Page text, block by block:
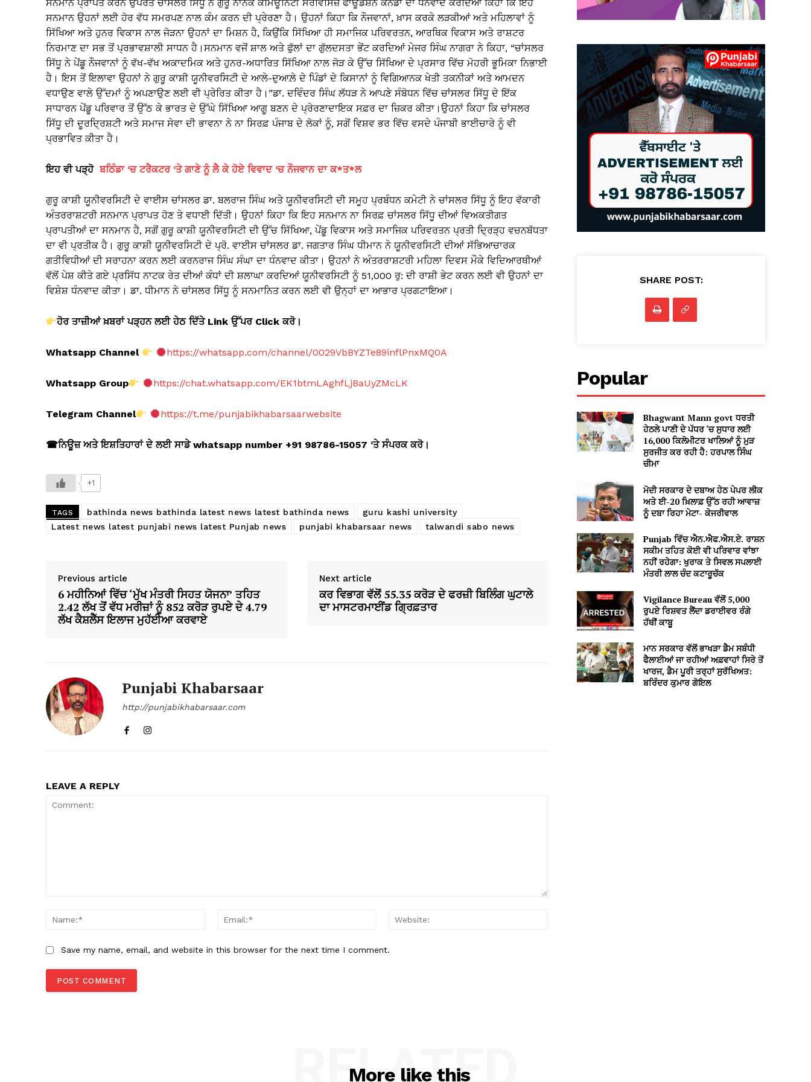
ਸਨਮਾਨ ਪ੍ਰਾਪਤ ਕਰਨ ਉਪਰੰਤ ਚਾਂਸਲਰ ਸਿੱਧੂ ਨੇ ਗੁਰੂ ਨਾਨਕ ਕਮਿਊਨਿਟੀ ਸਰਵਿਸਿਜ਼ ਫਾਊਂਡੇਸ਼ਨ ਕੈਨੇਡਾ ਦਾ ਧੰਨਵਾਦ ਕਰਦਿਆਂ ਕਿਹਾ ਕਿ ਇਹ
ਸਨਮਾਨ ਉਹਨਾਂ ਲਈ ਹੋਰ ਵੱਧ ਸਮਰਪਣ ਨਾਲ ਕੰਮ ਕਰਨ ਦੀ ਪ੍ਰੇਰਣਾ ਹੈ। ਉਹਨਾਂ ਕਿਹਾ ਕਿ ਨੌਜਵਾਨਾਂ, ਖ਼ਾਸ ਕਰਕੇ ਲੜਕੀਆਂ ਅਤੇ ਮਹਿਲਾਵਾਂ ਨੂੰ
ਸਿੱਖਿਆ ਅਤੇ ਹੁਨਰ ਵਿਕਾਸ ਨਾਲ ਜੋੜਨਾ ਉਹਨਾਂ ਦਾ ਮਿਸ਼ਨ ਹੈ, ਕਿਉਂਕਿ ਸਿੱਖਿਆ ਹੀ ਸਮਾਜਿਕ ਪਰਿਵਰਤਨ, ਆਰਥਿਕ ਵਿਕਾਸ ਅਤੇ ਰਾਸ਼ਟਰ
ਨਿਰਮਾਣ ਦਾ ਸਭ ਤੋਂ ਪ੍ਰਭਾਵਸ਼ਾਲੀ ਸਾਧਨ ਹੈ।ਸਨਮਾਨ ਵਜੋਂ ਸ਼ਾਲ ਅਤੇ ਫੁੱਲਾਂ ਦਾ ਗੁੱਲਦਸਤਾ ਭੇਂਟ ਕਰਦਿਆਂ ਮੇਜਰ ਸਿੰਘ ਨਾਗਰਾ ਨੇ ਕਿਹਾ, “ਚਾਂਸਲਰ
ਸਿੱਧੂ ਨੇ ਪੇਂਡੂ ਨੌਜਵਾਨਾਂ ਨੂੰ ਵੱਖ-ਵੱਖ ਅਕਾਦਮਿਕ ਅਤੇ ਹੁਨਰ-ਅਧਾਰਿਤ ਸਿੱਖਿਆ ਨਾਲ ਜੋੜ ਕੇ ਉੱਚ ਸਿੱਖਿਆ ਦੇ ਪ੍ਰਸਾਰ ਵਿੱਚ ਮੋਹਰੀ ਭੂਮਿਕਾ ਨਿਭਾਈ
ਹੈ। ਇਸ ਤੋਂ ਇਲਾਵਾ ਉਹਨਾਂ ਨੇ ਗੁਰੂ ਕਾਸ਼ੀ ਯੂਨੀਵਰਸਿਟੀ ਦੇ ਆਲੇ-ਦੁਆਲ਼ੇ ਦੇ ਪਿੰਡਾਂ ਦੇ ਕਿਸਾਨਾਂ ਨੂੰ ਵਿਗਿਆਨਕ ਖੇਤੀ ਤਕਨੀਕਾਂ ਅਤੇ ਆਮਦਨ
ਵਧਾਉਣ ਵਾਲੇ ਉੱਦਮਾਂ ਨੂੰ ਅਪਣਾਉਣ ਲਈ ਵੀ ਪ੍ਰੇਰਿਤ ਕੀਤਾ ਹੈ।”ਡਾ. ਦਵਿੰਦਰ ਸਿੰਘ ਲੱਧੜ ਨੇ ਆਪਣੇ ਸੰਬੋਧਨ ਵਿੱਚ ਚਾਂਸਲਰ ਸਿੱਧੂ ਦੇ ਇੱਕ
ਸਾਧਾਰਨ ਪੇਂਡੂ ਪਰਿਵਾਰ ਤੋਂ ਉੱਠ ਕੇ ਭਾਰਤ ਦੇ ਉੱਘੇ ਸਿੱਖਿਆ ਆਗੂ ਬਣਨ ਦੇ ਪ੍ਰੇਰਣਾਦਾਇਕ ਸਫ਼ਰ ਦਾ ਜ਼ਿਕਰ ਕੀਤਾ।ਉਹਨਾਂ ਕਿਹਾ ਕਿ ਚਾਂਸਲਰ
ਸਿੱਧੂ ਦੀ ਦੂਰਦ੍ਰਿਸ਼ਟੀ ਅਤੇ ਸਮਾਜ ਸੇਵਾ ਦੀ ਭਾਵਨਾ ਨੇ ਨਾ ਸਿਰਫ਼ ਪੰਜਾਬ ਦੇ ਲੋਕਾਂ ਨੂੰ, ਸਗੋਂ ਵਿਸ਼ਵ ਭਰ ਵਿੱਚ ਵਸਦੇ ਪੰਜਾਬੀ ਭਾਈਚਾਰੇ ਨੂੰ ਵੀ
ਪ੍ਰਭਾਵਿਤ ਕੀਤਾ ਹੈ।
ਇਹ ਵੀ ਪੜ੍ਹੋਬਠਿੰਡਾ ‘ਚ ਟਰੈਕਟਰ ‘ਤੇ ਗਾਣੇ ਨੂੰ ਲੈ ਕੇ ਹੋਏ ਵਿਵਾਦ ‘ਚ ਨੌਜਵਾਨ ਦਾ ਕ*ਤ*ਲ
ਗੁਰੂ ਕਾਸ਼ੀ ਯੂਨੀਵਰਸਿਟੀ ਦੇ ਵਾਈਸ ਚਾਂਸਲਰ ਡਾ. ਬਲਰਾਜ ਸਿੰਘ ਅਤੇ ਯੂਨੀਵਰਸਿਟੀ ਦੀ ਸਮੂਹ ਪ੍ਰਬੰਧਨ ਕਮੇਟੀ ਨੇ ਚਾਂਸਲਰ ਸਿੱਧੂ ਨੂੰ ਇਹ ਵੱਕਾਰੀ
ਅੰਤਰਰਾਸ਼ਟਰੀ ਸਨਮਾਨ ਪ੍ਰਾਪਤ ਹੋਣ ਤੇ ਵਧਾਈ ਦਿੱਤੀ। ਉਹਨਾਂ ਕਿਹਾ ਕਿ ਇਹ ਸਨਮਾਨ ਨਾ ਸਿਰਫ਼ ਚਾਂਸਲਰ ਸਿੱਧੂ ਦੀਆਂ ਵਿਅਕਤੀਗਤ
ਪ੍ਰਾਪਤੀਆਂ ਦਾ ਸਨਮਾਨ ਹੈ, ਸਗੋਂ ਗੁਰੂ ਕਾਸ਼ੀ ਯੂਨੀਵਰਸਿਟੀ ਦੀ ਉੱਚ ਸਿੱਖਿਆ, ਪੇਂਡੂ ਵਿਕਾਸ ਅਤੇ ਸਮਾਜਿਕ ਪਰਿਵਰਤਨ ਪ੍ਰਤੀ ਦ੍ਰਿੜ੍ਹ ਵਚਨਬੱਧਤਾ
ਦਾ ਵੀ ਪ੍ਰਤੀਕ ਹੈ। ਗੁਰੂ ਕਾਸ਼ੀ ਯੂਨੀਵਰਸਿਟੀ ਦੇ ਪ੍ਰੋ. ਵਾਈਸ ਚਾਂਸਲਰ ਡਾ. ਜਗਤਾਰ ਸਿੰਘ ਧੀਮਾਨ ਨੇ ਯੂਨੀਵਰਸਿਟੀ ਦੀਆਂ ਸੱਭਿਆਚਾਰਕ
ਗਤੀਵਿਧੀਆਂ ਦੀ ਸਰਾਹਨਾ ਕਰਨ ਲਈ ਕਰਨਰਾਜ ਸਿੰਘ ਸੰਘਾ ਦਾ ਧੰਨਵਾਦ ਕੀਤਾ। ਉਹਨਾਂ ਨੇ ਅੰਤਰਰਾਸ਼ਟਰੀ ਮਹਿਲਾ ਦਿਵਸ ਮੌਕੇ ਵਿਦਿਆਰਥੀਆਂ
ਵੱਲੋਂ ਪੇਸ਼ ਕੀਤੇ ਗਏ ਪ੍ਰਸਿੱਧ ਨਾਟਕ ਰੇਤ ਦੀਆਂ ਕੰਧਾਂ ਦੀ ਸ਼ਲਾਘਾ ਕਰਦਿਆਂ ਯੂਨੀਵਰਸਿਟੀ ਨੂੰ 51,000 ਰੁ: ਦੀ ਰਾਸ਼ੀ ਭੇਟ ਕਰਨ ਲਈ ਵੀ ਉਹਨਾਂ ਦਾ
ਵਿਸ਼ੇਸ਼ ਧੰਨਵਾਦ ਕੀਤਾ। ਡਾ. ਧੀਮਾਨ ਨੇ ਚਾਂਸਲਰ ਸਿੱਧੂ ਨੂੰ ਸਨਮਾਨਿਤ ਕਰਨ ਲਈ ਵੀ ਉਨ੍ਹਾਂ ਦਾ ਆਭਾਰ ਪ੍ਰਗਟਾਇਆ।
ਹੋਰ ਤਾਜ਼ੀਆਂ ਖ਼ਬਰਾਂ ਪੜ੍ਹਨ ਲਈ ਹੇਠ ਦਿੱਤੇ Linkਉੱਪਰ Clickਕਰੋ।
Whatsapp Channel https://whatsapp.com/channel/0029VbBYZTe89inflPnxMQ0A
Whatsapp Group https://chat.whatsapp.com/EK1btmLAghfLjBaUyZMcLK
Telegram Channel https://t.me/punjabikhabarsaarwebsite
☎ਨਿਊਜ਼ ਅਤੇ ਇਸ਼ਤਿਹਾਰਾਂ ਦੇ ਲਈ ਸਾਡੇ whatsapp number +91 98786-15057 ‘ਤੇ ਸੰਪਰਕ ਕਰੋ।
+1
TAGS bathinda news bathinda latest news latest bathinda news
guru kashi university
Latest news latest punjabi news latest Punjab news
punjabi khabarsaar news talwandi sabo news
Previous article
6 ਮਹੀਨਿਆਂ ਵਿੱਚ ‘ਮੁੱਖ ਮੰਤਰੀ ਸਿਹਤ ਯੋਜਨਾ’ ਤਹਿਤ
2.42 ਲੱਖ ਤੋਂ ਵੱਧ ਮਰੀਜ਼ਾਂ ਨੂੰ 852 ਕਰੋੜ ਰੁਪਏ ਦੇ 4.79
ਲੱਖ ਕੈਸ਼ਲੈੱਸ ਇਲਾਜ ਮੁਹੱਈਆ ਕਰਵਾਏ
Next article
ਕਰ ਵਿਭਾਗ ਵੱਲੋਂ 55.35 ਕਰੋੜ ਦੇ ਫਰਜ਼ੀ ਬਿਲਿੰਗ ਘੁਟਾਲੇ
ਦਾ ਮਾਸਟਰਮਾਈਂਡ ਗ੍ਰਿਫ਼ਤਾਰ
Punjabi Khabarsaar
http://punjabikhabarsaar.com
LEAVE A REPLY
Name:*
Email:*
Save my name, email, and website in this browser for the next time I comment.
SHARE POST:
Popular
Bhagwant Mann govt ਧਰਤੀ
ਹੇਠਲੇ ਪਾਣੀ ਦੇ ਪੱਧਰ ‘ਚ ਸੁਧਾਰ ਲਈ
16,000 ਕਿਲੋਮੀਟਰ ਖਾਲਿਆਂ ਨੂੰ ਮੁੜ
ਸੁਰਜੀਤ ਕਰ ਰਹੀ ਹੈ: ਹਰਪਾਲ ਸਿੰਘ
ਚੀਮਾ
ਮੋਦੀ ਸਰਕਾਰ ਦੇ ਦਬਾਅ ਹੇਠ ਪੇਪਰ ਲੀਕ
ਅਤੇ ਈ-20 ਖ਼ਿਲਾਫ਼ ਉੱਠ ਰਹੀ ਆਵਾਜ਼
ਨੂੰ ਦਬਾ ਰਿਹਾ ਮੇਟਾ- ਕੇਜਰੀਵਾਲ
Punjab ਵਿੱਚ ਐਨ.ਐਫ.ਐਸ.ਏ. ਰਾਸ਼ਨ
ਸਕੀਮ ਤਹਿਤ ਕੋਈ ਵੀ ਪਰਿਵਾਰ ਵਾਂਝਾ
ਨਹੀਂ ਰਹੇਗਾ: ਖੁਰਾਕ ਤੇ ਸਿਵਲ ਸਪਲਾਈ
ਮੰਤਰੀ ਲਾਲ ਚੰਦ ਕਟਾਰੂਚੱਕ
Vigilance Bureau ਵੱਲੋਂ 5,000
ਰੁਪਏ ਰਿਸ਼ਵਤ ਲੈਂਦਾ ਡਰਾਈਵਰ ਰੰਗੇ
ਹੱਥੀਂ ਕਾਬੂ
ਮਾਨ ਸਰਕਾਰ ਵੱਲੋਂ ਭਾਖੜਾ ਡੈਮ ਸਬੰਧੀ
ਫੈਲਾਈਆਂ ਜਾ ਰਹੀਆਂ ਅਫ਼ਵਾਹਾਂ ਸਿਰੇ ਤੋਂ
ਖਾਰਜ, ਡੈਮ ਪੂਰੀ ਤਰ੍ਹਾਂ ਸੁਰੱਖਿਅਤ:
ਬਰਿੰਦਰ ਕੁਮਾਰ ਗੋਇਲ
More like this
RELATED